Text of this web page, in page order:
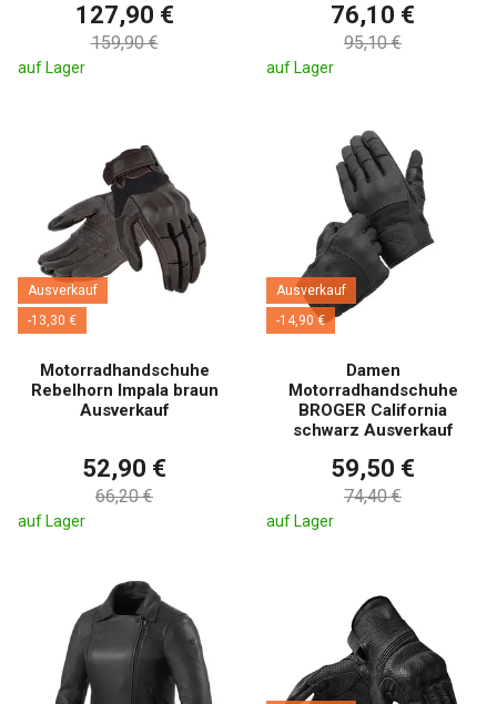
127,90 €
159,90 €
auf Lager
76,10 €
95,10 €
auf Lager
Ausverkauf
-13,30 €
Motorradhandschuhe
Rebelhorn Impala braun
Ausverkauf
52,90 €
66,20 €
auf Lager
Ausverkauf
-14,90 €
Damen
Motorradhandschuhe
BROGER California
schwarz Ausverkauf
59,50 €
74,40 €
auf Lager